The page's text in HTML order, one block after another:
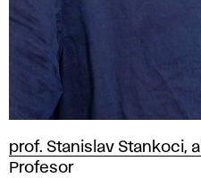
prof. Stanislav Stankoci,
Pozícia
Profesor